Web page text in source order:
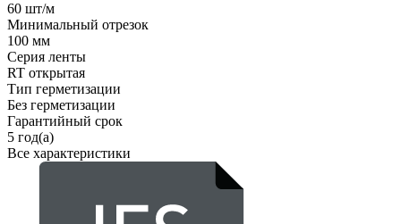
60 шт/м
Минимальный отрезок
100 мм
Серия ленты
RT открытая
Тип герметизации
Без герметизации
Гарантийный срок
5 год(а)
Все характеристики